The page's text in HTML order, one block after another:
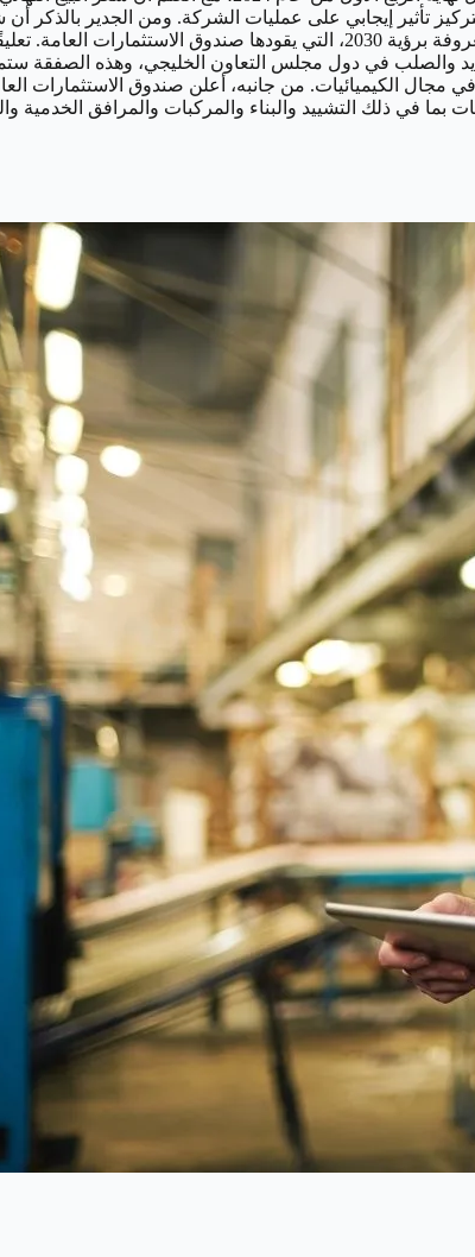
تأثير إيجابي على عمليات الشركة. ومن الجدير بالذكر
تنفيذ مشروعات بنية تحتية ضخمة في المملكة العربية السعودية، وتعتبر أساسية لخطة التحول الاقتصادي
والصلب في دول مجلس التعاون الخليجي، وهذه الصفقة
مجال الكيميائيات. من جانبه، أعلن صندوق الاستثمارات
في ذلك التشييد والبناء والمركبات والمرافق الخدمية